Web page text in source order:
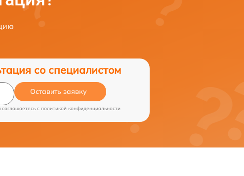
со специалистом
Оставить заявку
c политикой конфиденциальности